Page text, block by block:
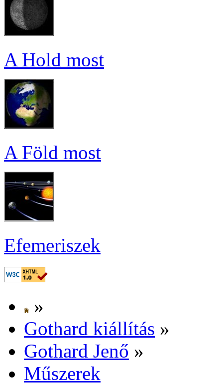
A Hold most
A Föld most
Efe­me­ri­szek
»
Got­hard ki­ál­lí­tás »
Got­hard Je­nő »
Mű­sze­rek